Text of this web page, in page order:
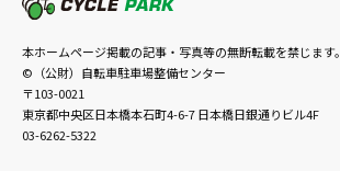
本ホームページ掲載の記事・写真等の無断転載を禁じます。
©（公財）自転車駐車場整備センター
〒103-0021
東京都中央区日本橋本石町4-6-7 日本橋日銀通りビル4F
03-6262-5322